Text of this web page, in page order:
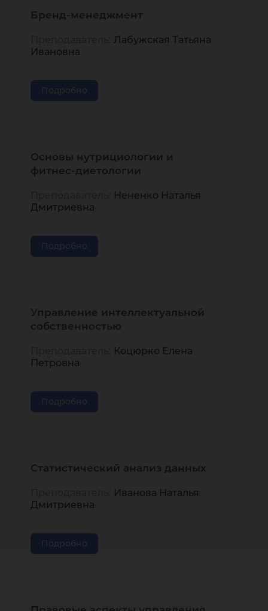
Бренд-менеджмент
Лабужская Татьяна
Ивановна
Подробно
Основы нутрициологии и
фитнес-диетологии
Нененко Наталья
Дмитриевна
Подробно
Управление интеллектуальной
собственностью
Коцюрко Елена
Петровна
Подробно
Статистический анализ данных
Иванова Наталья
Дмитриевна
Подробно